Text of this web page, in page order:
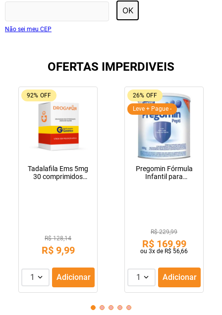
OK
Não sei meu CEP
OFERTAS IMPERDIVEIS
92% OFF
Tadalafila Ems 5mg
30 comprimidos
R$ 128,14
R$ 9,99
1 Adicionar
26% OFF
Leve + Pague -
Pregomin Fórmula
Infantil para
R$ 229,99
R$ 169,99
ou 3x de R$ 56,66
1 Adicionar